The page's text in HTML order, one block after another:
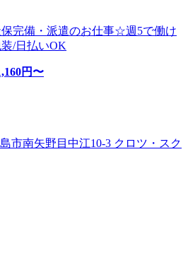
保完備・派遣のお仕事☆週5で働け
/日払いOK
円〜
市南矢野目中江10-3 クロツ・スク